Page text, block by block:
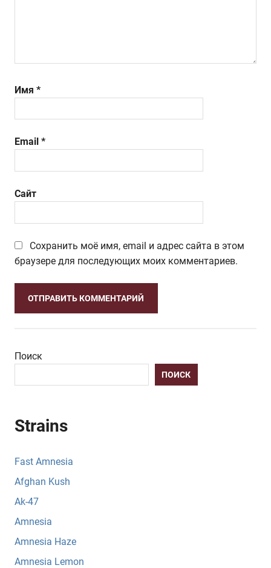
Имя *
Email *
Сайт
Сохранить моё имя, email и адрес сайта в этом
браузере для последующих моих комментариев.
Поиск
ПОИСК
Strains
Fast Amnesia
Afghan Kush
Ak-47
Amnesia
Amnesia Haze
Amnesia Lemon